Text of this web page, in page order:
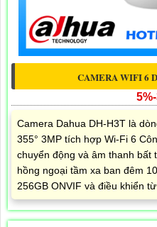
CAMERA WIFI 6
Camera Dahua DH-H3T là
355° 3MP tích hợp Wi-Fi 6
chuyển động và âm thanh bất
hồng ngoại tầm xa ban đêm
256GB ONVIF và điều khiển